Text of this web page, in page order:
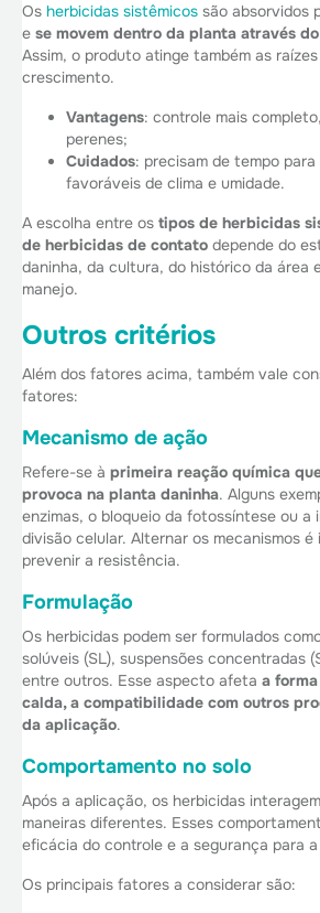
Os herbicidas sistêmicos são absorvidos
e se movem dentro da planta através
Assim, o produto atinge também as
crescimento.
Vantagens: controle mais
perenes;
Cuidados: precisam de tempo
favoráveis de clima e umidade.
A escolha entre os tipos de herbicidas
de herbicidas de contato depende do
daninha, da cultura, do histórico da área
manejo.
Outros critérios
Além dos fatores acima, também vale
fatores:
Mecanismo de ação
Refere-se à primeira reação química
provoca na planta daninha. Alguns
enzimas, o bloqueio da fotossíntese ou a
divisão celular. Alternar os mecanismos é
prevenir a resistência.
Formulação
Os herbicidas podem ser formulados
solúveis (SL), suspensões concentradas
entre outros. Esse aspecto afeta a
calda, a compatibilidade com outros
da aplicação.
Comportamento no solo
Após a aplicação, os herbicidas
maneiras diferentes. Esses
eficácia do controle e a segurança para
Os principais fatores a considerar são: